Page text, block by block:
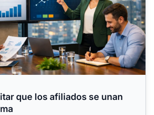
que los afiliados se unan